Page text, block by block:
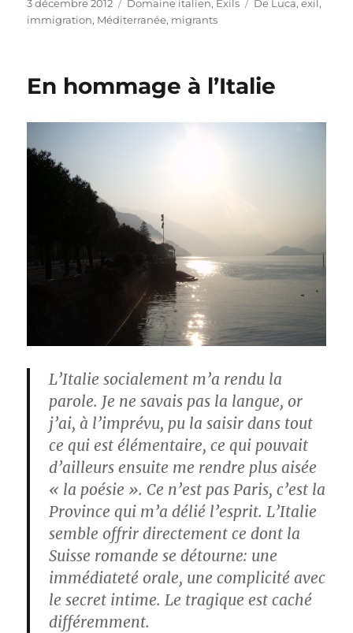
le
3 décembre 2012 Domaine italien, Exils De Luca,exil,
immigration, Méditerranée, migrants
En hommage à l’Italie
L’Italie socialement m’a rendu la
parole. Je ne savais pas la langue, or
j’ai, à l’imprévu, pu la saisir dans tout
ce qui est élémentaire, ce qui pouvait
d’ailleurs ensuite me rendre plus aisée
« la poésie ». Ce n’est pas Paris, c’est la
Province qui m’a délié l’esprit. L’Italie
semble offrir directement ce dont la
Suisse romande se détourne: une
immédiateté orale, une complicité avec
le secret intime. Le tragique est caché
différemment.